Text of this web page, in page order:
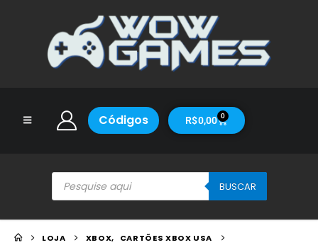
Códigos R$0,00 0
BUSCAR
LOJA XBOX,
CARTÕES XBOX USA